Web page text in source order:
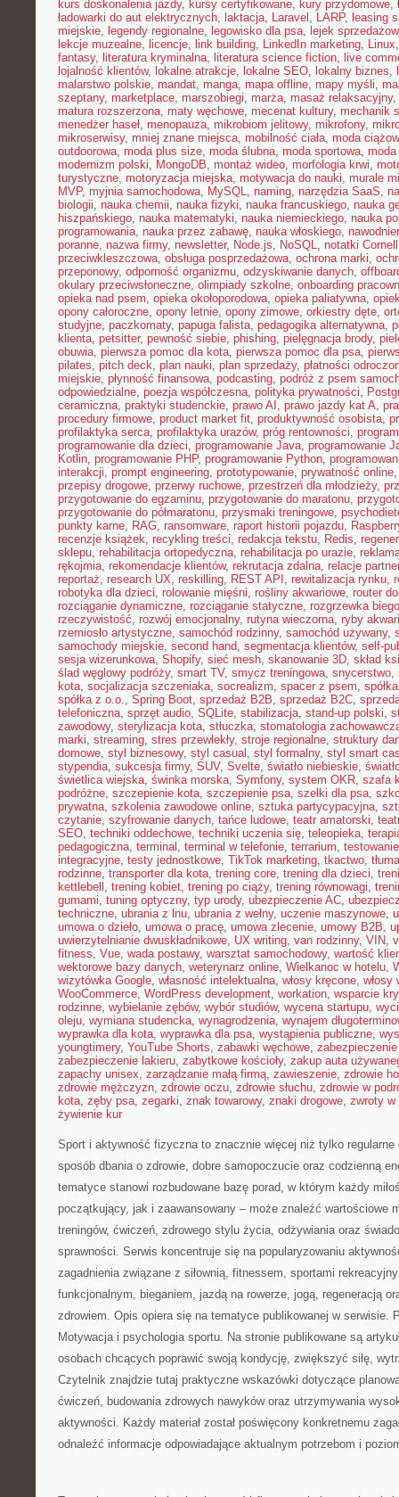
kurs doskonalenia jazdy, kursy certyfikowane, kury przydomowe,
ładowarki do aut elektrycznych, laktacja, Laravel , LARP, leasing
miejskie, legendy regionalne, legowisko dla psa, lejek
lekcje muzealne, licencje, link building, LinkedIn marketing, Linux
fantasy, literatura kryminalna, literatura science fiction, live
lojalność klientów, lokalne atrakcje, lokalne SEO, lokalny biznes,
malarstwo polskie, mandat, manga, mapa offline, mapy myśli,
szeptany, marketplace, marszobiegi, marża, masaż relaksacyjny,
matura rozszerzona, maty węchowe, mecenat kultury, mechanik
menedżer haseł, menopauza, mikrobiom jelitowy, mikrofony,
mikroserwisy, mniej znane miejsca, mobilność ciała, moda
outdoorowa, moda plus size, moda ślubna, moda sportowa,
modernizm polski, MongoDB, montaż wideo, morfologia krwi,
turystyczne, motoryzacja miejska, motywacja do nauki, murale
MVP, myjnia samochodowa, MySQL, naming, narzędzia SaaS,
biologii, nauka chemii, nauka fizyki, nauka francuskiego, nauka
hiszpańskiego, nauka matematyki, nauka niemieckiego, nauka
programowania, nauka przez zabawę, nauka włoskiego,
poranne, nazwa firmy, newsletter, Node.js, NoSQL, notatki Cornell
przeciwkleszczowa, obsługa posprzedażowa, ochrona marki,
przeponowy, odporność organizmu, odzyskiwanie danych,
okulary przeciwsłoneczne, olimpiady szkolne, onboarding
opieka nad psem, opieka okołoporodowa, opieka paliatywna,
opony całoroczne, opony letnie, opony zimowe, orkiestry dęte,
studyjne, paczkomaty, papuga falista, pedagogika alternatywna,
klienta, petsitter, pewność siebie, phishing, pielęgnacja brody,
obuwia, pierwsza pomoc dla kota, pierwsza pomoc dla psa,
pilates, pitch deck, plan nauki, plan sprzedaży, płatności
miejskie, płynność finansowa, podcasting, podróż z psem
odpowiedzialne, poezja współczesna, polityka prywatności,
ceramiczna, praktyki studenckie, prawo AI , prawo jazdy kat A,
procedury firmowe, product market fit, produktywność osobista,
profilaktyka serca, profilaktyka urazów, próg rentowności,
programowanie dla dzieci, programowanie Java, programowanie
Kotlin, programowanie PHP, programowanie Python,
interakcji, prompt engineering, prototypowanie, prywatność online
przepisy drogowe, przerwy ruchowe, przestrzeń dla młodzieży,
przygotowanie do egzaminu, przygotowanie do maratonu,
przygotowanie do półmaratonu, przysmaki treningowe,
punkty karne, RAG, ransomware, raport historii pojazdu,
recenzje książek, recykling treści, redakcja tekstu, Redis,
sklepu, rehabilitacja ortopedyczna, rehabilitacja po urazie,
rękojmia, rekomendacje klientów, rekrutacja zdalna, relacje
reportaż, research UX, reskilling, REST API , rewitalizacja rynku,
robotyka dla dzieci, rolowanie mięśni, rośliny akwariowe, router
rozciąganie dynamiczne, rozciąganie statyczne, rozgrzewka
rzeczywistość, rozwój emocjonalny, rutyna wieczorna, ryby
rzemiosło artystyczne, samochód rodzinny, samochód używany,
samochody miejskie, second hand, segmentacja klientów, self-
sesja wizerunkowa, Shopify, sieć mesh, skanowanie 3D, skład
ślad węglowy podróży, smart TV, smycz treningowa, snycerstwo,
kota, socjalizacja szczeniaka, socrealizm, spacer z psem,
spółka z o.o., Spring Boot, sprzedaż B2B, sprzedaż B2C,
telefoniczna, sprzęt audio, SQLite, stabilizacja, stand-up polski,
zawodowy, sterylizacja kota, stłuczka, stomatologia
marki, streaming, stres przewlekły, stroje regionalne, struktury
domowe, styl biznesowy, styl casual , styl formalny, styl smart
stypendia, sukcesja firmy, SUV, Svelte, światło niebieskie,
świetlica wiejska, świnka morska, Symfony, system OKR, szafa
podróżne, szczepienie kota, szczepienie psa, szelki dla psa,
prywatna, szkolenia zawodowe online, sztuka partycypacyjna,
czytanie, szyfrowanie danych, tańce ludowe, teatr amatorski,
SEO, techniki oddechowe, techniki uczenia się, teleopieka,
pedagogiczna, terminal , terminal w telefonie, terrarium,
integracyjne, testy jednostkowe, TikTok marketing, tkactwo,
rodzinne, transporter dla kota, trening core, trening dla dzieci,
kettlebell , trening kobiet, trening po ciąży, trening równowagi,
gumami, tuning optyczny, typ urody, ubezpieczenie AC,
techniczne, ubrania z lnu, ubrania z wełny, uczenie maszynowe,
umowa o dzieło, umowa o pracę, umowa zlecenie, umowy B2B,
uwierzytelnianie dwuskładnikowe, UX writing, van rodzinny, VIN,
fitness, Vue, wada postawy, warsztat samochodowy, wartość
wektorowe bazy danych, weterynarz online, Wielkanoc w hotelu,
wizytówka Google, własność intelektualna, włosy kręcone, włosy
WooCommerce, WordPress development, workation, wsparcie
rodzinne, wybielanie zębów, wybór studiów, wycena startupu,
oleju, wymiana studencka, wynagrodzenia, wynajem
wyprawka dla kota, wyprawka dla psa, wystąpienia publiczne,
youngtimery, YouTube Shorts, zabawki węchowe,
zabezpieczenie lakieru, zabytkowe kościoły, zakup auta
zapachy unisex, zarządzanie małą firmą, zawieszenie, zdrowie
zdrowie mężczyzn, zdrowie oczu, zdrowie słuchu, zdrowie w
kota, zęby psa, zegarki, znak towarowy, znaki drogowe, zwroty w
żywienie kur
Sport i aktywność fizyczna to znacznie więcej niż tylko
sposób dbania o zdrowie, dobre samopoczucie oraz codzienną
tematyce stanowi rozbudowane bazę porad, w którym każdy
początkujący, jak i zaawansowany – może znaleźć wartościowe
treningów, ćwiczeń, zdrowego stylu życia, odżywiania oraz
sprawności. Serwis koncentruje się na popularyzowaniu
zagadnienia związane z siłownią, fitnessem, sportami
funkcjonalnym, bieganiem, jazdą na rowerze, jogą, regeneracją
zdrowiem. Opis opiera się na tematyce publikowanej w serwisie.
Motywacja i psychologia sportu. Na stronie publikowane są
osobach chcących poprawić swoją kondycję, zwiększyć siłę,
Czytelnik znajdzie tutaj praktyczne wskazówki dotyczące
ćwiczeń, budowania zdrowych nawyków oraz utrzymywania
aktywności. Każdy materiał został poświęcony konkretnemu
odnaleźć informacje odpowiadające aktualnym potrzebom i